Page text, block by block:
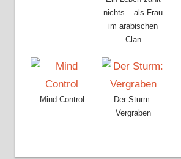
nichts – als Frau
im arabischen
Clan
Mind Control
Der Sturm:
Vergraben